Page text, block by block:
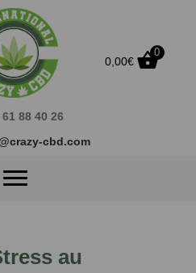
0,00€
0
61 88 40 26
cbd.com
au